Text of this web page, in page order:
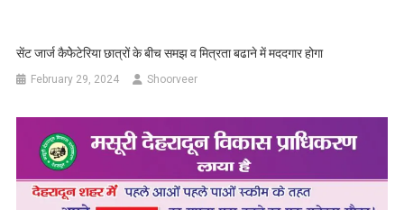
सेंट जार्ज कैफेेटेरिया छात्रों के बीच समझ व मित्रता बढाने में मददगार होगा
February 29, 2024 Shoorveer